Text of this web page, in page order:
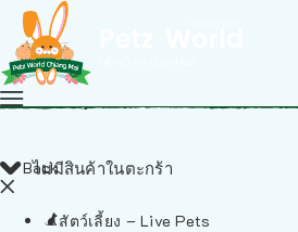
ไม่มีสินค้าในตะกร้า
Back
สัตว์เลี้ยง – Live Pets